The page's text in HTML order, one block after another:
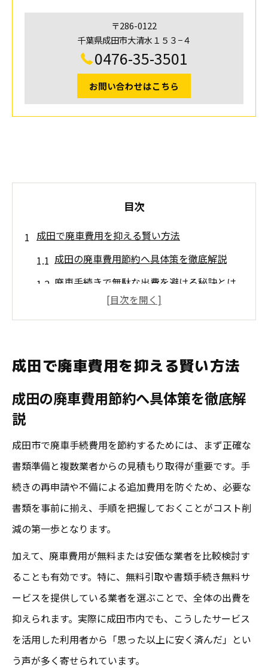
〒286-0122
千葉県成田市大清水１５３−４
0476-35-3501
お問い合わせはこちら
目次
成田で廃車費用を抑える賢い方法
成田の廃車費用節約へ具体策を徹底解説
廃車手続きで無駄な出費を避ける秘訣とは
成田で賢く廃車費用を抑える準備ポイント
買取を活用し成田で廃車費用を安くするコ
ツ
成田でのバイク買取を使った廃車手続きの
流れ
買取業者選びで廃車費用を抑えるポイント
成田のバイク買取を組み合わせる手続き術
バイク買取が廃車費用削減につながる理由
成田で買取査定を活用した廃車のメリット
手続きを簡単に進める成田でのコツ
成田で廃車手続きを簡単に進める準備法
バイク廃車手続きが楽になる成田での工夫
成田の効率的な廃車手続きの進め方とは
成田で廃車費用を抑える賢い方法
成田の廃車費用節約へ具体策を徹底解
説
成田市で廃車手続費用を節約するためには、まず正確な
書類準備と複数業者からの見積もり取得が重要です。手
続きの再申請や不備による追加費用を防ぐため、必要な
書類を事前に揃え、手順を把握しておくことがコスト削
減の第一歩となります。
加えて、廃車費用が無料または安価な業者を比較検討す
ることも有効です。特に、無料引取や書類手続き無料サ
ービスを提供している業者を選ぶことで、全体の出費を
抑えられます。実際に成田市内でも、こうしたサービス
を活用した利用者から「思った以上に安く済んだ」とい
う声が多く寄せられています。